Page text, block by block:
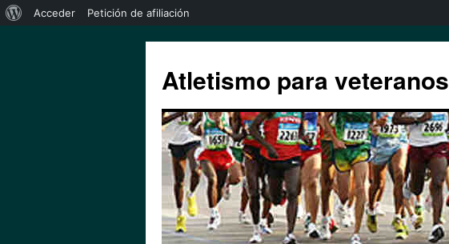
Atletismo para veteranos
Acceder Petición de afiliación